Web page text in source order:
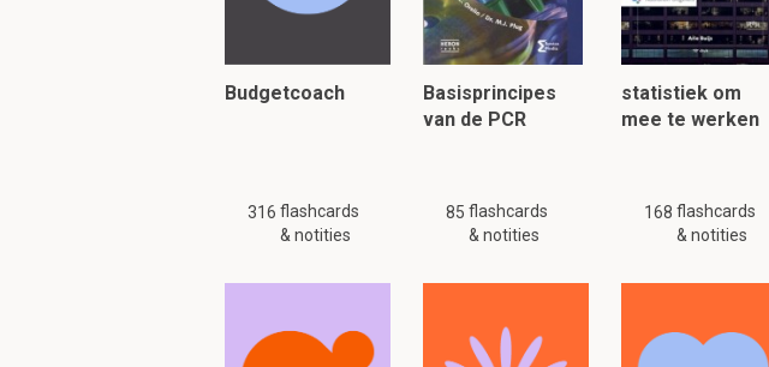
Om verder te lezen, klik hier:
Budgetcoach
316 flashcards
& notities
Basisprincipes
van de PCR
85 flashcards
& notities
statistiek om
mee te werken
168 flashcards
& notities